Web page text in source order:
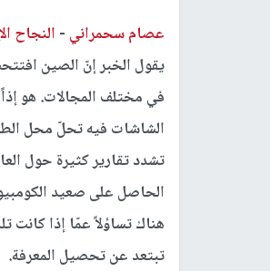
عصام سحمراني - النجاح
في مختلف المجالات. هو
الشاشات فيه تحلّ محل
تشدد تقارير كثيرة حول
الحاصل على صعيد
هناك تساؤلاً عمّا إذا كانت
تبتعد عن تحصيل المعرفة.